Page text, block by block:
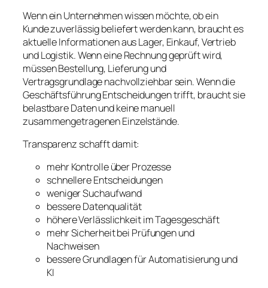
Wenn ein Unternehmen wissen möchte, ob ein
Kunde zuverlässig beliefert werden kann, braucht es
aktuelle Informationen aus Lager, Einkauf, Vertrieb
und Logistik. Wenn eine Rechnung geprüft wird,
müssen Bestellung, Lieferung und
Vertragsgrundlage nachvollziehbar sein. Wenn die
Geschäftsführung Entscheidungen trifft, braucht sie
belastbare Daten und keine manuell
zusammengetragenen Einzelstände.
Transparenz schafft damit:
mehr Kontrolle über Prozesse
schnellere Entscheidungen
weniger Suchaufwand
bessere Datenqualität
höhere Verlässlichkeit im Tagesgeschäft
mehr Sicherheit bei Prüfungen und
Nachweisen
bessere Grundlagen für Automatisierung und
KI